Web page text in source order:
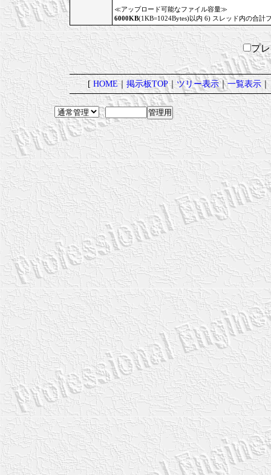
≪アップロード可能なファイル容量≫
6000KB(1KB=1024Bytes)以内 6) スレッド内の合計
プ
[HOME｜ 掲示板TOP｜ツリー表示｜一覧表示｜